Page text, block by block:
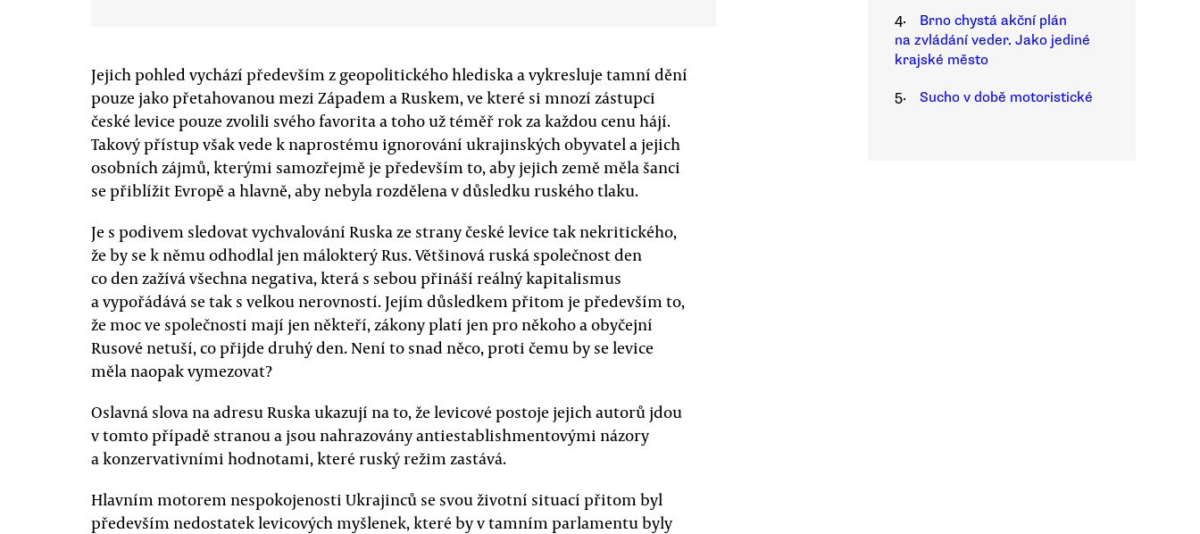
Jejich pohled vychází především z geopolitického hlediska a vykresluje tamní dění
pouze jako přetahovanou mezi Západem a Ruskem, ve které si mnozí zástupci
české levice pouze zvolili svého favorita a toho už téměř rok za každou cenu hájí.
Takový přístup však vede k naprostému ignorování ukrajinských obyvatel a jejich
osobních zájmů, kterými samozřejmě je především to, aby jejich země měla šanci
se přiblížit Evropě a hlavně, aby nebyla rozdělena v důsledku ruského tlaku.
Je s podivem sledovat vychvalování Ruska ze strany české levice tak nekritického,
že by se k němu odhodlal jen málokterý Rus. Většinová ruská společnost den
co den zažívá všechna negativa, která s sebou přináší reálný kapitalismus
a vypořádává se tak s velkou nerovností. Jejím důsledkem přitom je především to,
že moc ve společnosti mají jen někteří, zákony platí jen pro někoho a obyčejní
Rusové netuší, co přijde druhý den. Není to snad něco, proti čemu by se levice
měla naopak vymezovat?
Oslavná slova na adresu Ruska ukazují na to, že levicové postoje jejich autorů jdou
v tomto případě stranou a jsou nahrazovány antiestablishmentovými názory
a konzervativními hodnotami, které ruský režim zastává.
Hlavním motorem nespokojenosti Ukrajinců se svou životní situací přitom byl
především nedostatek levicových myšlenek, které by v tamním parlamentu byly
4.
Brno chystá akční plán
na zvládání veder. Jako jediné
krajské město
5.
Sucho v době motoristické